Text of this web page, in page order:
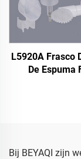
L5920A Frasco
De Espuma
Bij BEYAQI zijn